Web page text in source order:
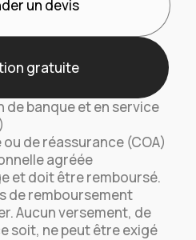
un devis
gratuite
banque et en service
de réassurance (COA)
agréée
et doit être remboursé.
de remboursement
Aucun versement, de
soit, ne peut être exigé